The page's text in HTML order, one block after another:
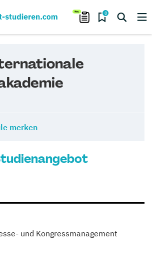
0
merken
und Kongressmanagement